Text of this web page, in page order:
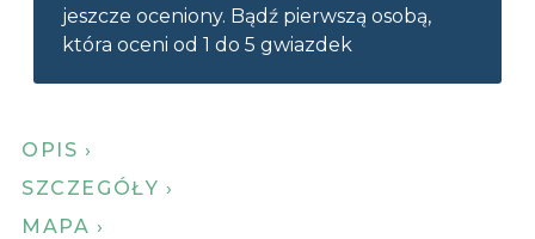
jeszcze oceniony. Bądź pierwszą osobą,
która oceni od 1 do 5 gwiazdek
OPIS ›
SZCZEGÓŁY ›
MAPA ›